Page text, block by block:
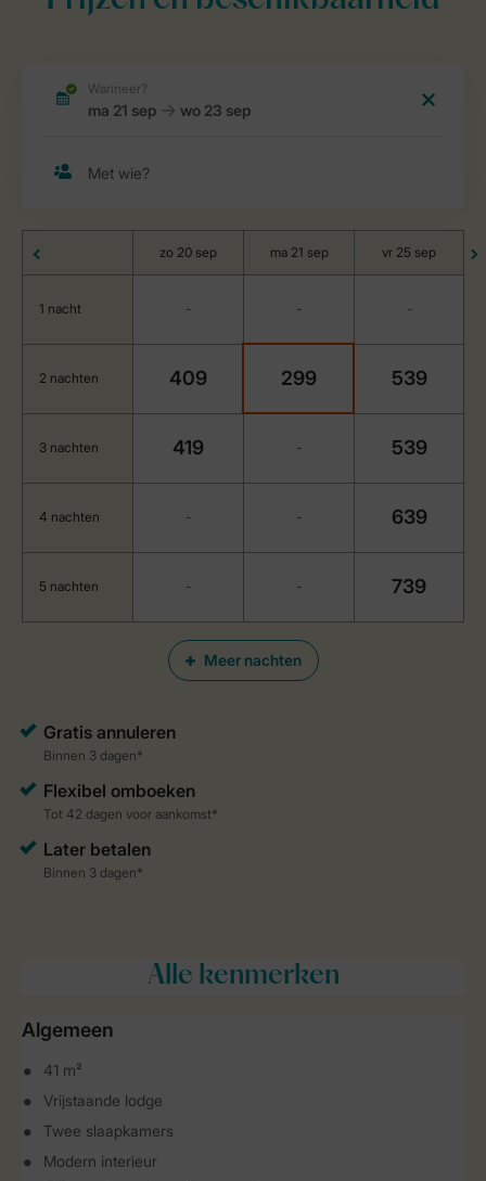
Meer nachten
zo 20 sep ma 21 sep vr 25 sep
1 nacht - - -
2 nachten 409 299 539
3 nachten 419 - 539
4 nachten - - 639
5 nachten - - 739
Alle kenmerken
Algemeen
41 m²
Vrijstaande lodge
Twee slaapkamers
Modern interieur